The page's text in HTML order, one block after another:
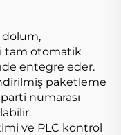
dolum,
tam otomatik
entegre eder.
paketleme
numarası
ve PLC kontrol